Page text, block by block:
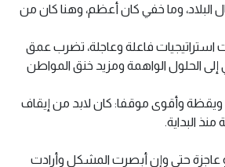
وما خفي كان أعظم، وهنا كان من
استراتيجيات فاعلة وعاجلة، تضرب عمق
الحلول الواهمة ومزيد خنق المواطن
وأقوى موقفا: كان لابد من إيقاف
منذ البداية.
عاجزة حتى وإن أبصرت المشكل وأرادت